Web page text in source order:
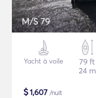
M/S 79
Yacht à voile
79 ft
24 m
$1,607 /nuit